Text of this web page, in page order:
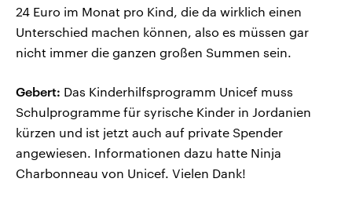
24 Euro im Monat pro Kind, die da wirklich einen
Unterschied machen können, also es müssen gar
nicht immer die ganzen großen Summen sein.
Gebert: Das Kinderhilfsprogramm Unicef muss
Schulprogramme für syrische Kinder in Jordanien
kürzen und ist jetzt auch auf private Spender
angewiesen. Informationen dazu hatte Ninja
Charbonneau von Unicef. Vielen Dank!